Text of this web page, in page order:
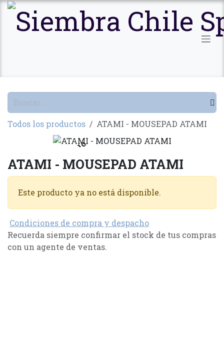
Ir al contenido
Todos los productos ATAMI - MOUSEPAD ATAMI
Agotado
ATAMI - MOUSEPAD ATAMI
Este producto ya no está disponible.
Condiciones de compra y despacho
Recuerda siempre confirmar el stock de tus compras
con un agente de ventas.